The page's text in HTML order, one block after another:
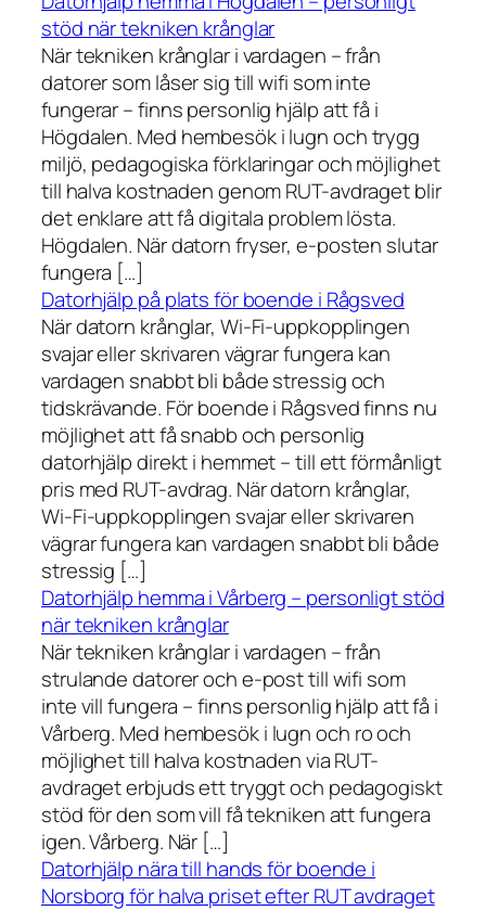
stöd när tekniken krånglar
När tekniken krånglar i vardagen – från
datorer som låser sig till wifi som inte
fungerar – finns personlig hjälp att få i
Högdalen. Med hembesök i lugn och trygg
miljö, pedagogiska förklaringar och möjlighet
till halva kostnaden genom RUT-avdraget blir
det enklare att få digitala problem lösta.
Högdalen. När datorn fryser, e-posten slutar
fungera […]
Datorhjälp på plats för boende i Rågsved
När datorn krånglar, Wi-Fi-uppkopplingen
svajar eller skrivaren vägrar fungera kan
vardagen snabbt bli både stressig och
tidskrävande. För boende i Rågsved finns nu
möjlighet att få snabb och personlig
datorhjälp direkt i hemmet – till ett förmånligt
pris med RUT-avdrag. När datorn krånglar,
Wi-Fi-uppkopplingen svajar eller skrivaren
vägrar fungera kan vardagen snabbt bli både
stressig […]
Datorhjälp hemma i Vårberg – personligt stöd
när tekniken krånglar
När tekniken krånglar i vardagen – från
strulande datorer och e-post till wifi som
inte vill fungera – finns personlig hjälp att få i
Vårberg. Med hembesök i lugn och ro och
möjlighet till halva kostnaden via RUT-
avdraget erbjuds ett tryggt och pedagogiskt
stöd för den som vill få tekniken att fungera
igen. Vårberg. När […]
Datorhjälp nära till hands för boende i
Norsborg för halva priset efter RUT avdraget